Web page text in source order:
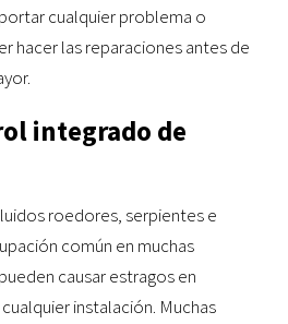
cualquier problema o
hacer las reparaciones antes de
integrado de
roedores, serpientes e
común en muchas
causar estragos en
instalación. Muchas